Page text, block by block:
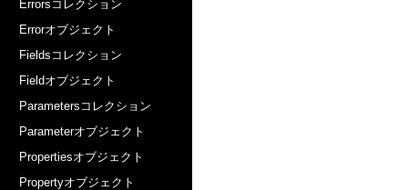
Errorsコレクション
Errorオブジェクト
Fieldsコレクション
Fieldオブジェクト
Parametersコレクション
Parameterオブジェクト
Propertiesオブジェクト
Propertyオブジェクト